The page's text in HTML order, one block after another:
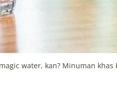
water, kan? Minuman